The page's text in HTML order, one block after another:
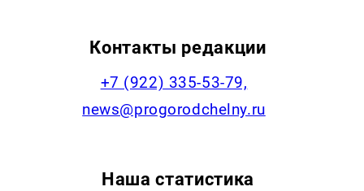
Контакты редакции
+7 (922) 335-53-79,
news@progorodchelny.ru
Наша статистика